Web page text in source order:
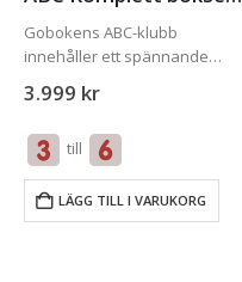
Gobokens ABC-klubb
innehåller ett spännande
alfabetet samt en ordbok som
berättelse får de tre
detektiverna Alina, Benjamin
och Clara ett…
3.999 kr
till
LÄGG TILL I VARUKORG